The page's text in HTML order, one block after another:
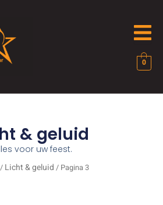
0
& geluid
voor uw feest.
Licht & geluid / Pagina 3